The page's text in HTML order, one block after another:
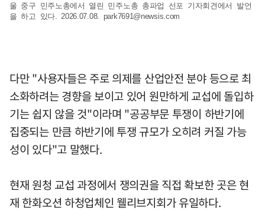
울 중구 민주노총에서 열린 민주노총 총파업 선포 기자회견에서 발언
을 하고 있다. 2026.07.08. park7691@newsis.com
다만 "사용자들은 주로 의제를 산업안전 분야 등으로 최
소화하려는 경향을 보이고 있어 원만하게 교섭에 돌입하
기는 쉽지 않을 것"이라며 "공공부문 투쟁이 하반기에
집중되는 만큼 하반기에 투쟁 규모가 오히려 커질 가능
성이 있다"고 말했다.
현재 원청 교섭 과정에서 쟁의권을 직접 확보한 곳은 현
재 한화오션 하청업체인 웰리브지회가 유일하다.